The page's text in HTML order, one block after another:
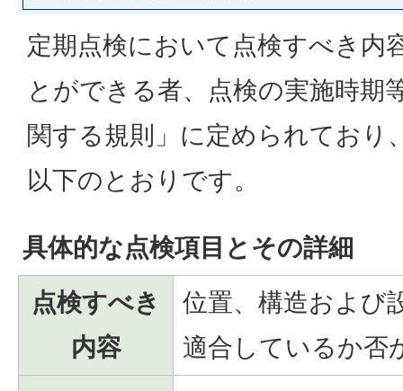
定期点検において点検すべき内
とができる者、点検の実施時期
関する規則」に定められており
以下のとおりです。
具体的な点検項目とその詳細
点検すべき
内容
位置、構造および
適合しているか否